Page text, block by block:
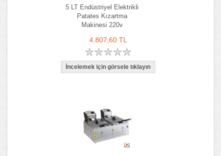
5 LT Endüstriyel Elektrikli
Patates Kızartma
Makinesi 220v
4.807,60 TL